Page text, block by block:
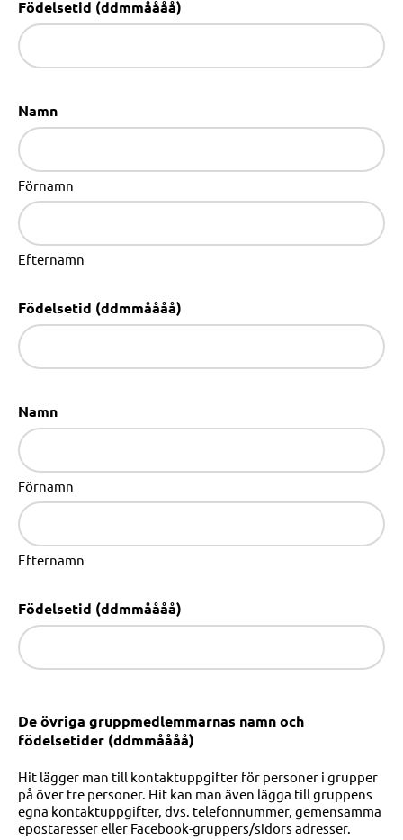
Födelsetid (ddmmåååå)
Namn
Förnamn
Efternamn
Födelsetid (ddmmåååå)
Namn
Förnamn
Efternamn
Födelsetid (ddmmåååå)
De övriga gruppmedlemmarnas namn och
födelsetider (ddmmåååå)
Hit lägger man till kontaktuppgifter för personer i grupper
på över tre personer. Hit kan man även lägga till gruppens
egna kontaktuppgifter, dvs. telefonnummer, gemensamma
epostaresser eller Facebook-gruppers/sidors adresser.